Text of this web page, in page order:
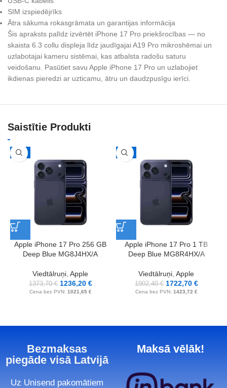
SIM izspiedējrīks
Ātra sākuma rokasgrāmata un garantijas informācija
Šis apraksts palīdz izvērtēt iPhone 17 Pro priekšrocības — no
skaista 6.3 collu displeja līdz jaudīgajai A19 Pro mikroshēmai un
uzlabotajai kameru sistēmai, kas atbalsta radošu saturu
veidošanu. Pasūtiet savu Apple iPhone 17 Pro un uzlabojiet
ikdienas pieredzi ar uzticamu, ātru un daudzpusīgu ierīci.
Saistītie Produkti
-10%
Apple iPhone 17 Pro 256 GB
Deep Blue MG8J4HX/A
Viedtālruņi ,Apple
1373,70€ 1236,20 €
Cena bez PVN: 1021,65 €
-9%
Apple iPhone 17 Pro 1 TB
Deep Blue MG8R4HX/A
Viedtālruņi ,Apple
1902,40€ 1722,70 €
Cena bez PVN: 1423,72 €
Bezmaksas
piegāde visā Latvijā
Uz Unisend pakomātiem
Maksā vēlāk!